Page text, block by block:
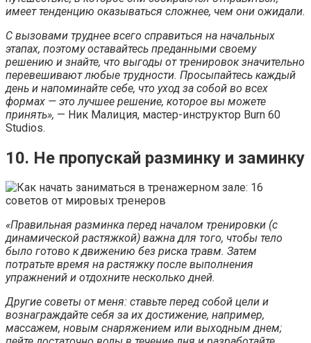
имеет тенденцию оказываться сложнее, чем они ожидали.
С вызовами труднее всего справиться на начальных
этапах, поэтому оставайтесь преданными своему
решению и знайте, что выгоды от тренировок значительно
перевешивают любые трудности. Просыпайтесь каждый
день и напоминайте себе, что уход за собой во всех
формах — это лучшее решение, которое вы можете
принять», — Ник Малиция, мастер-инструктор Burn 60
Studios.
10. Не пропускай разминку и заминку
«Правильная разминка перед началом тренировки (с
динамической растяжкой) важна для того, чтобы тело
было готово к движению без риска травм. Затем
потратьте время на растяжку после выполнения
упражнений и отдохните несколько дней.
Другие советы от меня: ставьте перед собой цели и
вознаграждайте себя за их достижение, например,
массажем, новым снаряжением или выходным днем;